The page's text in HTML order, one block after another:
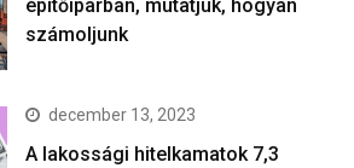
építőiparban, mutatjuk, hogyan
számoljunk
december 13, 2023
A lakossági hitelkamatok 7,3